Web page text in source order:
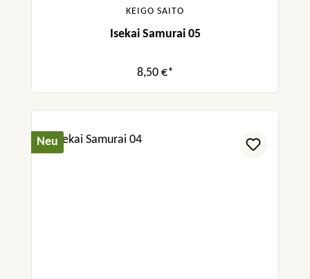
KEIGO SAITO
Isekai Samurai 05
8,50 €*
Neu